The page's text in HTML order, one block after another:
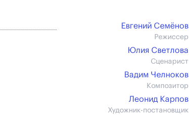
Евгений Семёнов
Режиссер
Юлия Светлова
Сценарист
Вадим Челноков
Композитор
Леонид Карпов
Художник-постановщик